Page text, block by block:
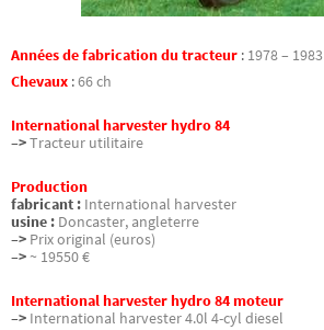
Années de fabrication du tracteur : 1978 – 1983
Chevaux :66 ch
International harvester hydro 84
–>Tracteur utilitaire
Production
fabricant : International harvester
usine : Doncaster, angleterre
–> Prix original (euros)
–> ~ 19550 €
International harvester hydro 84 moteur
–> International harvester 4.0l 4-cyl diesel